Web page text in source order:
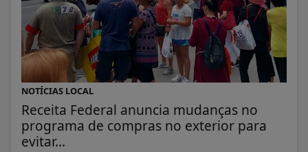
NOTÍCIAS LOCAL
Receita Federal anuncia mudanças no
programa de compras no exterior para
evitar...